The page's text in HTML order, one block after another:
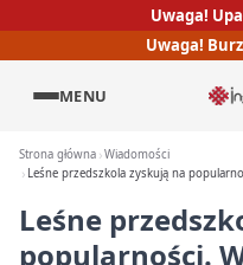
Uwaga!
Uwaga!
MENU
Strona główna Wiadomości
Leśne przedszkola zyskują na
Leśne
popularności.